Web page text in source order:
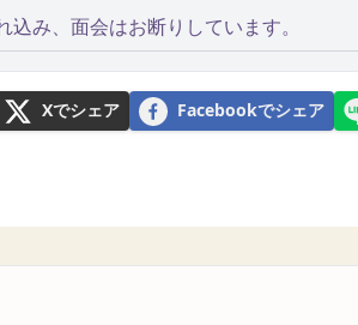
み、面会はお断りしています。
Xでシェア Facebookでシェア